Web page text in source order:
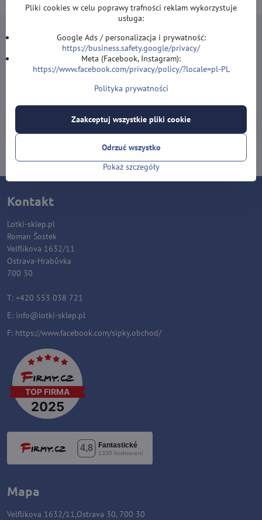
Newsletter
Zapisz się do naszego newslettera:
Chcę zapisać się do newslettera przez e-mail
Kontakt
Lotki-sklep.pl
Roman Šostek
Velflíkova 1632/11
Ostrava-Hrabůvka
700 30
T: +420 553 038 721
E: info@lotki-sklep.pl
F: https://www.facebook.com/sipky.obchod/
Mapa
Velflíkova 1632/11,Ostrava 30, 700 30
Pliki cookies w celu poprawy trafności reklam wykorzystuje
usługa:
Google Ads / personalizacja i prywatność:
https://business.safety.google/privacy/
Meta (Facebook, Instagram):
https://www.facebook.com/privacy/policy/?locale=pl-PL
Polityka prywatności
Pokaż szczegóły
Zaakceptuj wszystkie pliki cookie
Odrzuć wszystko